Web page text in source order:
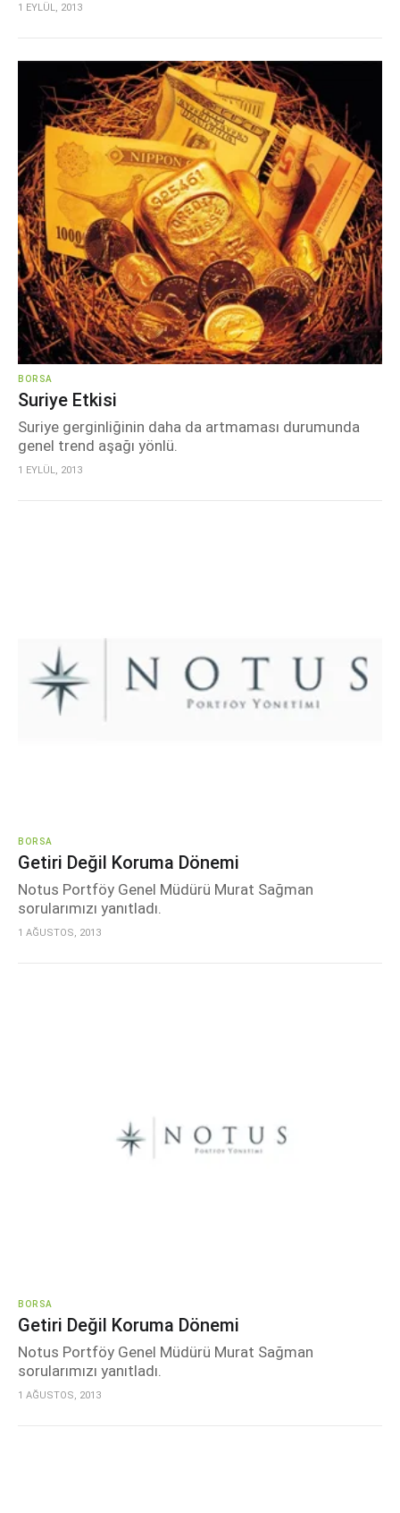
1 EYLÜL, 2013
BORSA
Suriye Etkisi
Suriye gerginliğinin daha da artmaması durumunda
genel trend aşağı yönlü.
1 EYLÜL, 2013
BORSA
Getiri Değil Koruma Dönemi
Notus Portföy Genel Müdürü Murat Sağman
sorularımızı yanıtladı.
1 AĞUSTOS, 2013
BORSA
Getiri Değil Koruma Dönemi
Notus Portföy Genel Müdürü Murat Sağman
sorularımızı yanıtladı.
1 AĞUSTOS, 2013